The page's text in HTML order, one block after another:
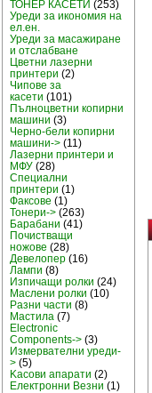
ТОНЕР КАСЕТИ (253)
Уреди за икономия на
ел.ен.
Уреди за масажиране
и отслабване
Цветни лазерни
принтери (2)
Чипове за
касети (101)
Пълноцветни копирни
машини (3)
Черно-бели копирни
машини-> (11)
Лазерни принтери и
МФУ (28)
Специални
принтери (1)
Факсове (1)
Тонери-> (263)
Барабани (41)
Почистващи
ножове (28)
Девелопер (16)
Лампи (8)
Изпичащи ролки (24)
Маслени ролки (10)
Разни части (8)
Мастила (7)
Electronic
Components-> (3)
Измервателни уреди-
> (5)
Kасови апарати (2)
Електронни Везни (1)